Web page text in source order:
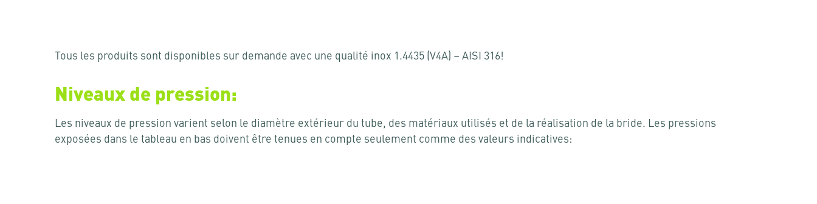
Tous les produits sont disponibles sur demande avec une qualité inox 1.4435 (V4A) – AISI 316!
Niveaux de pression:
Les niveaux de pression varient selon le diamètre extérieur du tube, des matériaux utilisés et de la réalisation de la bride. Les pressions
exposées dans le tableau en bas doivent être tenues en compte seulement comme des valeurs indicatives: